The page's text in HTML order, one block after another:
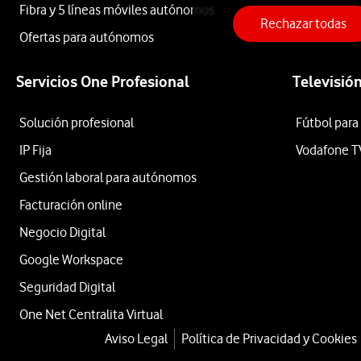
Rowenta
Fregona
Eléctrica
sin
cable
X-
Fibra y 5 líneas móviles autónomos
Ofertas para autónomos
Servicios One Profesional
Solución profesional
IP Fija
Gestión laboral para autónomos
Facturación online
Negocio Digital
Google Workspace
Seguridad Digital
One Net Centralita Virtual
Televisión
Fútbol
Vodafone
Aviso Legal Política de Privacidad y Cookies
Rechazar todas